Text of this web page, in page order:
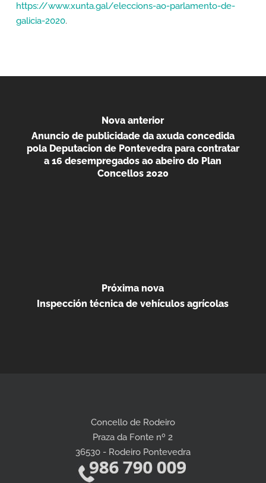
https://www.xunta.gal/eleccions-ao-parlamento-de-
galicia-2020.
Nova anterior
Anuncio de publicidade da axuda concedida
pola Deputacion de Pontevedra para contratar
a 16 desempregados ao abeiro do Plan
Concellos 2020
Próxima nova
Inspección técnica de vehículos agrícolas
Concello de Rodeiro
Praza da Fonte nº 2
36530 - Rodeiro Pontevedra